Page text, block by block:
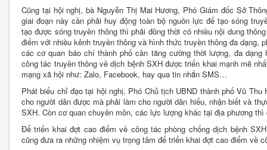
Cũng tại hội nghị, bà Nguyễn Thị Mai Hương, Phó Giám đốc Sở
giai đoạn này cần phải huy động toàn bộ nguồn lực để tạo sóng
tạo được sóng truyền thông thì phải đồng thời có nhiều nội dung
điểm với nhiều kênh truyền thông và hình thức truyền thông đa dạng,
các cơ quan báo chí thành phố cần tăng cường thời lượng, đa
công tác truyền thông về dịch bệnh SXH được triển khai mạnh mẽ
mạng xã hội như: Zalo, Facebook, hay qua tin nhắn SMS…
Phát biểu chỉ đạo tại hội nghị, Phó Chủ tịch UBND thành phố Vũ Thu
cho người dân được mà phải làm cho người dân hiểu, nhận biết và
SXH. Còn cơ quan chuyên môn, các lực lượng khác tại địa phương
Để triển khai đợt cao điểm về công tác phòng chống dịch bệnh
cũng đưa ra những nhiệm vụ trọng tâm để triển khai đợt cao điểm về